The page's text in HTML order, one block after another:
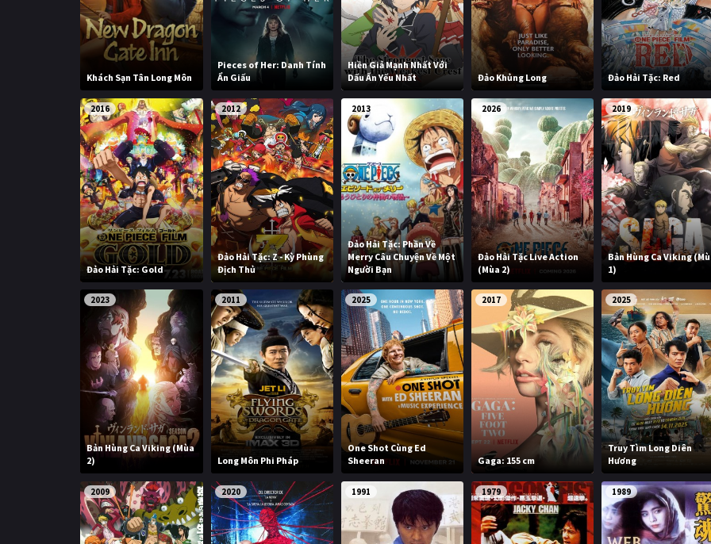
Khách Sạn Tân Long Môn
Pieces of Her: Danh Tính
Ẩn Giấu
Hiền Giả Mạnh Nhất Với
Dấu Ấn Yếu Nhất
Đảo Khủng Long Đảo Hải Tặc: Red
2016
Đảo Hải Tặc: Gold
2012
Đảo Hải Tặc: Z - Kỳ Phùng
Địch Thủ
2013
Đảo Hải Tặc: Phần Về
Merry Câu Chuyện Về Một
Người Bạn
2026
Đảo Hải Tặc Live Action
(Mùa 2)
2019
Bản Hùng Ca Viking
1)
2023
Bản Hùng Ca Viking (Mùa
2)
2011
Long Môn Phi Pháp
2025
One Shot Cùng Ed
Sheeran
2017
Gaga: 155 cm
2025
Truy Tìm Long Diên
Hương
2009 2020 1991 1979 1989